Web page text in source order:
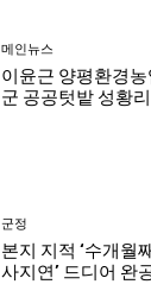
메인뉴스
이윤근 양평환경
군 공공텃밭 성황
군정
본지 지적 ‘수개월
사지연’ 드디어 완